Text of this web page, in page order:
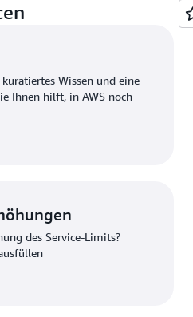
füllen Sie bitte dieses
Wissen und eine
Ihnen hilft, in AWS noch
des Service-Limits?